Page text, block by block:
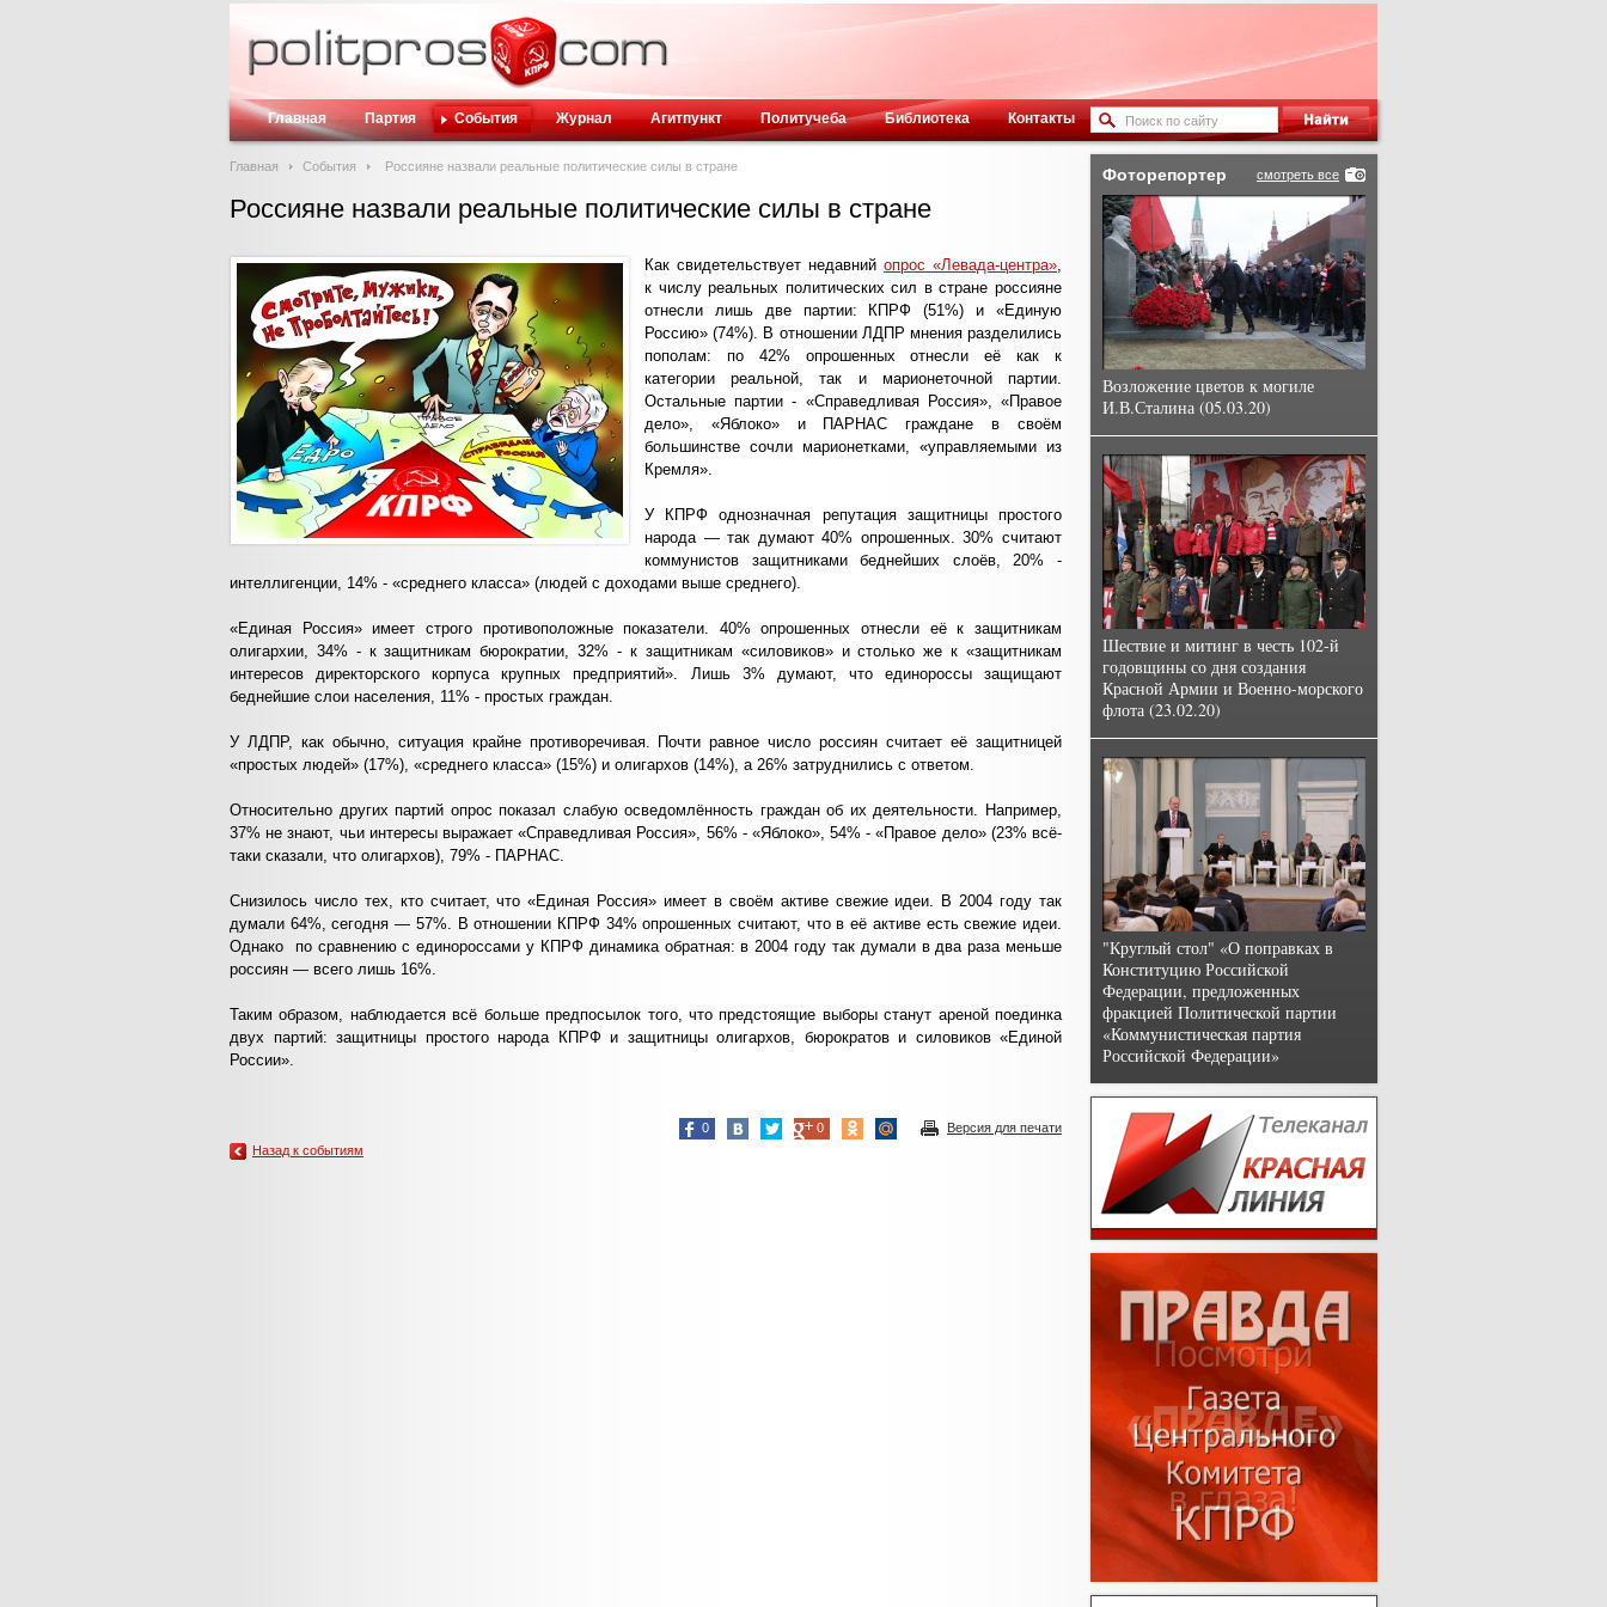
Главная Партия События Журнал Агитпункт Политучеба Библиотека Контакты
Главная События Россияне назвали реальные политические силы в стране
Россияне назвали реальные политические силы в стране
Как свидетельствует недавний опрос «Левада-центра»,
к числу реальных политических сил в стране россияне
отнесли лишь две партии: КПРФ (51%) и «Единую
Россию» (74%). В отношении ЛДПР мнения разделились
пополам: по 42% опрошенных отнесли её как к
категории реальной, так и марионеточной партии.
Остальные партии - «Справедливая Россия», «Правое
дело», «Яблоко» и ПАРНАС граждане в своём
большинстве сочли марионетками, «управляемыми из
Кремля».
У КПРФ однозначная репутация защитницы простого
народа — так думают 40% опрошенных. 30% считают
коммунистов защитниками беднейших слоёв, 20% -
интеллигенции, 14% - «среднего класса» (людей с доходами выше среднего).
«Единая Россия» имеет строго противоположные показатели. 40% опрошенных отнесли её к защитникам
олигархии, 34% - к защитникам бюрократии, 32% - к защитникам «силовиков» и столько же к «защитникам
интересов директорского корпуса крупных предприятий». Лишь 3% думают, что единороссы защищают
беднейшие слои населения, 11% - простых граждан.
У ЛДПР, как обычно, ситуация крайне противоречивая. Почти равное число россиян считает её защитницей
«простых людей» (17%), «среднего класса» (15%) и олигархов (14%), а 26% затруднились с ответом.
Относительно других партий опрос показал слабую осведомлённость граждан об их деятельности. Например,
37% не знают, чьи интересы выражает «Справедливая Россия», 56% - «Яблоко», 54% - «Правое дело» (23% всё-
таки сказали, что олигархов), 79% - ПАРНАС.
Снизилось число тех, кто считает, что «Единая Россия» имеет в своём активе свежие идеи. В 2004 году так
думали 64%, сегодня — 57%. В отношении КПРФ 34% опрошенных считают, что в её активе есть свежие идеи.
Однако по сравнению с единороссами у КПРФ динамика обратная: в 2004 году так думали в два раза меньше
россиян — всего лишь 16%.
Таким образом, наблюдается всё больше предпосылок того, что предстоящие выборы станут ареной поединка
двух партий: защитницы простого народа КПРФ и защитницы олигархов, бюрократов и силовиков «Единой
России».
Версия для печати
0
0
Назад к событиям
смотреть все
Фоторепортер
Возложение цветов к могиле
И.В.Сталина (05.03.20)
Шествие и митинг в честь 102-й
годовщины со дня создания
Красной Армии и Военно-морского
флота (23.02.20)
"Круглый стол" «О поправках в
Конституцию Российской
Федерации, предложенных
фракцией Политической партии
«Коммунистическая партия
Российской Федерации»